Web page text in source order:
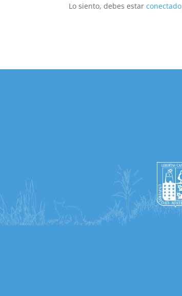
Lo siento, debes estarconectado